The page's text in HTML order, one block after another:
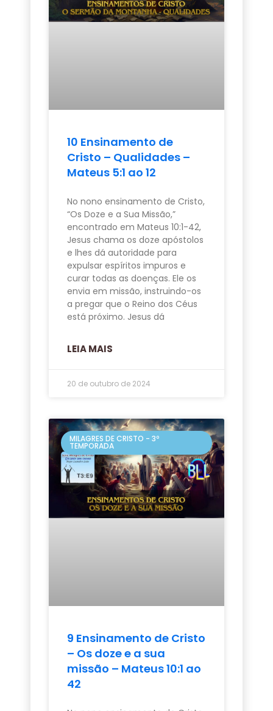
10 Ensinamento de
Cristo – Qualidades –
Mateus 5:1 ao 12
No nono ensinamento de Cristo,
“Os Doze e a Sua Missão,”
encontrado em Mateus 10:1-42,
Jesus chama os doze apóstolos
e lhes dá autoridade para
expulsar espíritos impuros e
curar todas as doenças. Ele os
envia em missão, instruindo-os
a pregar que o Reino dos Céus
está próximo. Jesus dá
LEIA MAIS
20 de outubro de 2024
MILAGRES DE CRISTO - 3º
TEMPORADA
9 Ensinamento de Cristo
– Os doze e a sua
missão – Mateus 10:1 ao
42